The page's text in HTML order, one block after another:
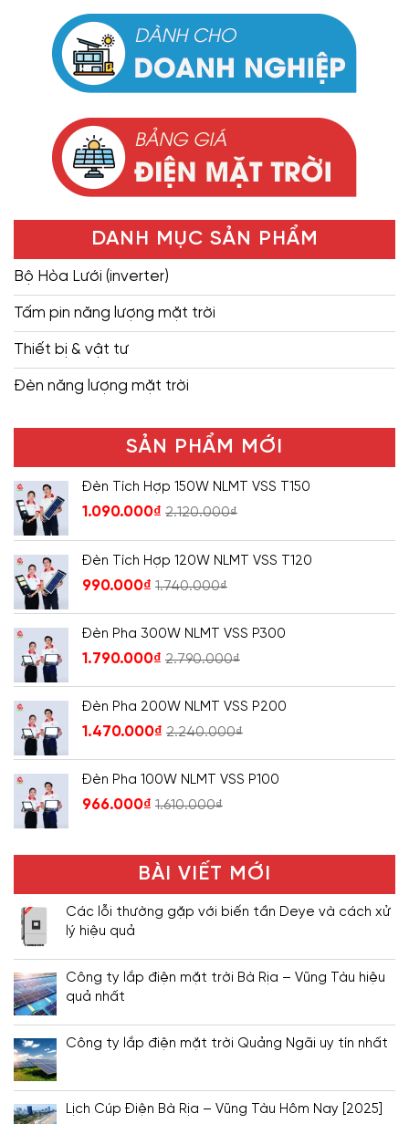
DANH MỤC SẢN PHẨM
Bộ Hòa Lưới (inverter)
Tấm pin năng lượng mặt trời
Thiết bị & vật tư
Đèn năng lượng mặt trời
SẢN PHẨM MỚI
Đèn Tích Hợp 150W NLMT VSS T150
1.090.000₫ 2.120.000₫
Đèn Tích Hợp 120W NLMT VSS T120
990.000₫ 1.740.000₫
Đèn Pha 300W NLMT VSS P300
1.790.000₫ 2.790.000₫
Đèn Pha 200W NLMT VSS P200
1.470.000₫ 2.240.000₫
Đèn Pha 100W NLMT VSS P100
966.000₫ 1.610.000₫
BÀI VIẾT MỚI
Các lỗi thường gặp với biến tần Deye và cách xử
lý hiệu quả
Công ty lắp điện mặt trời Bà Rịa – Vũng Tàu hiệu
quả nhất
Công ty lắp điện mặt trời Quảng Ngãi uy tín nhất
Lịch Cúp Điện Bà Rịa – Vũng Tàu Hôm Nay [2025]